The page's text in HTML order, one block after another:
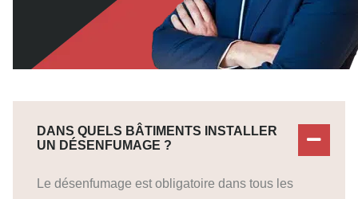
DANS QUELS BÂTIMENTS INSTALLER
UN DÉSENFUMAGE ?
Le désenfumage est obligatoire dans tous les